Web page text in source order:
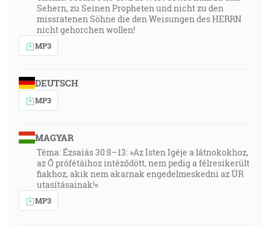
Sehern, zu Seinen Propheten und nicht zu den
missratenen Söhne die den Weisungen des HERRN
nicht gehorchen wollen!
MP3
DEUTSCH
MP3
MAGYAR
Téma: Ézsaiás 30:8–13: »Az Isten Igéje a látnokokhoz,
az Ő prófétáihoz intéződött, nem pedig a félresikerült
fiakhoz, akik nem akarnak engedelmeskedni az ÚR
utasításainak!«
MP3